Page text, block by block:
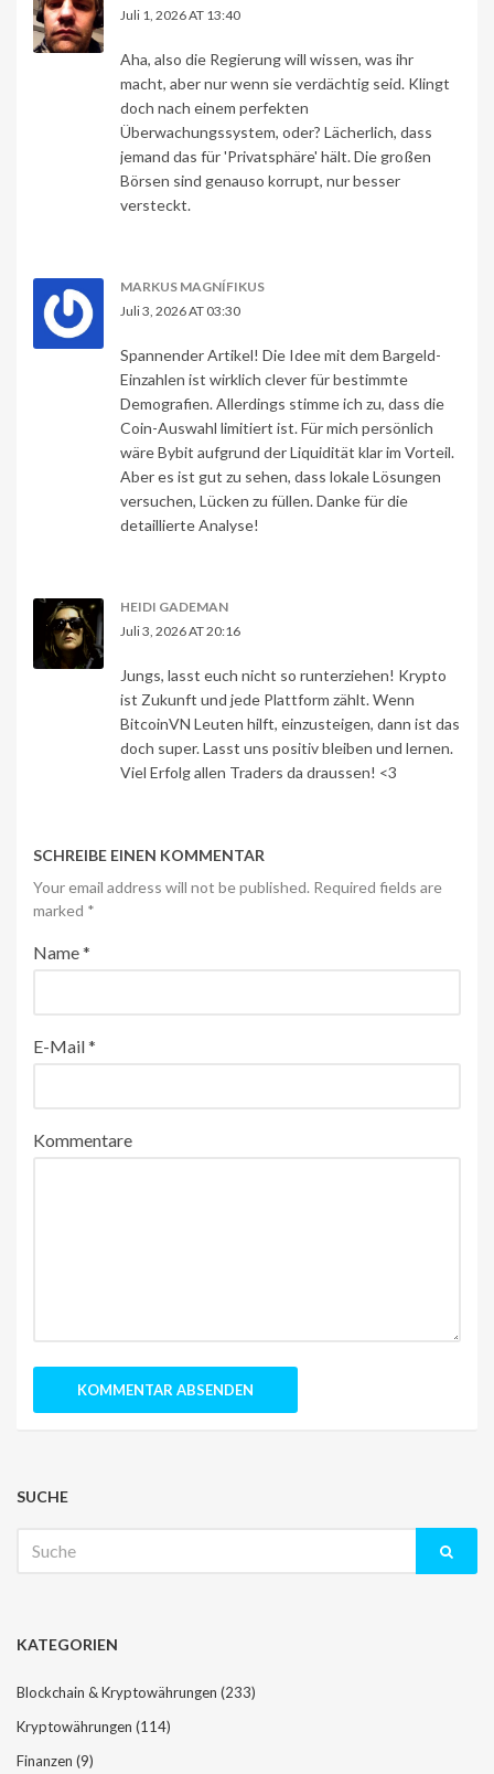
Juli 1, 2026 AT 13:40
Aha, also die Regierung will wissen, was ihr
macht, aber nur wenn sie verdächtig seid. Klingt
doch nach einem perfekten
Überwachungssystem, oder? Lächerlich, dass
jemand das für 'Privatsphäre' hält. Die großen
Börsen sind genauso korrupt, nur besser
versteckt.
MARKUS MAGNÍFIKUS
Juli 3, 2026 AT 03:30
Spannender Artikel! Die Idee mit dem Bargeld-
Einzahlen ist wirklich clever für bestimmte
Demografien. Allerdings stimme ich zu, dass die
Coin-Auswahl limitiert ist. Für mich persönlich
wäre Bybit aufgrund der Liquidität klar im Vorteil.
Aber es ist gut zu sehen, dass lokale Lösungen
versuchen, Lücken zu füllen. Danke für die
detaillierte Analyse!
HEIDI GADEMAN
Juli 3, 2026 AT 20:16
Jungs, lasst euch nicht so runterziehen! Krypto
ist Zukunft und jede Plattform zählt. Wenn
BitcoinVN Leuten hilft, einzusteigen, dann ist das
doch super. Lasst uns positiv bleiben und lernen.
Viel Erfolg allen Traders da draussen! <3
SCHREIBE EINEN KOMMENTAR
Your email address will not be published. Required fields are
marked *
Name*
E-Mail*
Kommentare
SUCHE
nach:
KATEGORIEN
Blockchain & Kryptowährungen (233)
Kryptowährungen (114)
Finanzen (9)